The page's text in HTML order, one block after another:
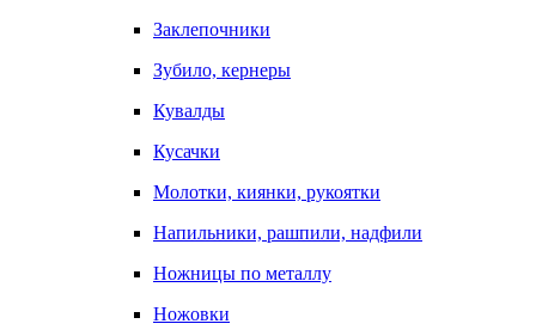
Заклепочники
Зубило, кернеры
Кувалды
Кусачки
Молотки, киянки, рукоятки
Напильники, рашпили, надфили
Ножницы по металлу
Ножовки